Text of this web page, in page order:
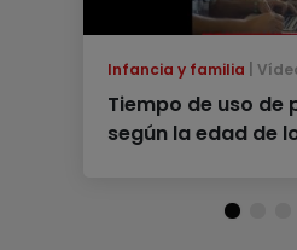
Infancia y familia
Tiempo de uso de
según la edad de